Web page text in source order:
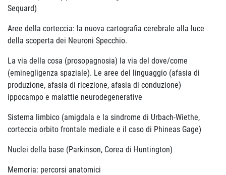
Sequard)
Aree della corteccia: la nuova cartografia cerebrale alla luce
della scoperta dei Neuroni Specchio.
La via della cosa (prosopagnosia) la via del dove/come
(eminegligenza spaziale). Le aree del linguaggio (afasia di
produzione, afasia di ricezione, afasia di conduzione)
ippocampo e malattie neurodegenerative
Sistema limbico (amigdala e la sindrome di Urbach-Wiethe,
corteccia orbito frontale mediale e il caso di Phineas Gage)
Nuclei della base (Parkinson, Corea di Huntington)
Memoria: percorsi anatomici